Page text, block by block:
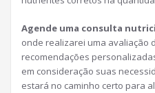
Agende uma consulta
onde realizarei uma avaliação
recomendações
em consideração suas
estará no caminho certo para